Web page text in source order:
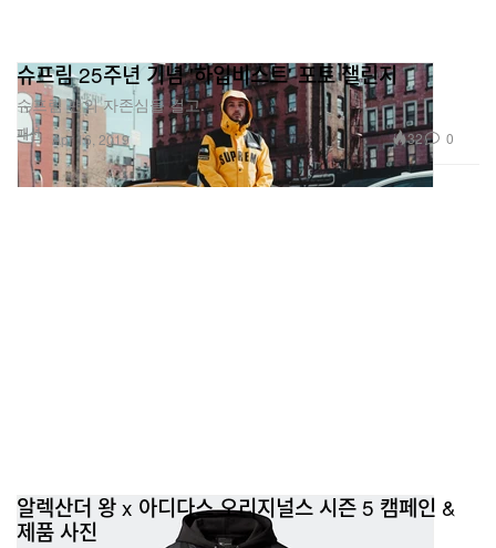
패션
슈프림 25주년 기념 '하입비스트' 포토 챌린지
슈프림 팬의 자존심을 걸고.
Apr 16, 2019 32 0
알렉산더 왕 x 아디다스 오리지널스 시즌 5 캠페인 &
제품 사진